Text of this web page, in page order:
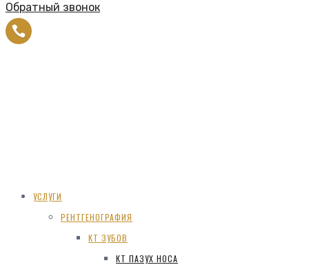
Обратный звонок
УСЛУГИ
РЕНТГЕНОГРАФИЯ
КТ ЗУБОВ
КТ ПАЗУХ НОСА